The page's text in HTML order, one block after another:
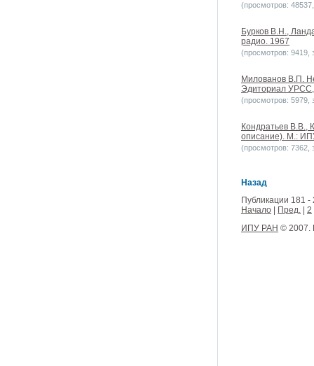
(просмотров:
Бурков В.Н.,
радио. 1967
(просмотров: 9419,
Милованов В.П.
Эдиториал УРСС,
(просмотров: 5979,
Кондратьев В.В.,
описание). М.:
(просмотров: 7362,
Назад
Публикации 181 -
Начало
Пред.
2
ИПУ РАН © 2007.